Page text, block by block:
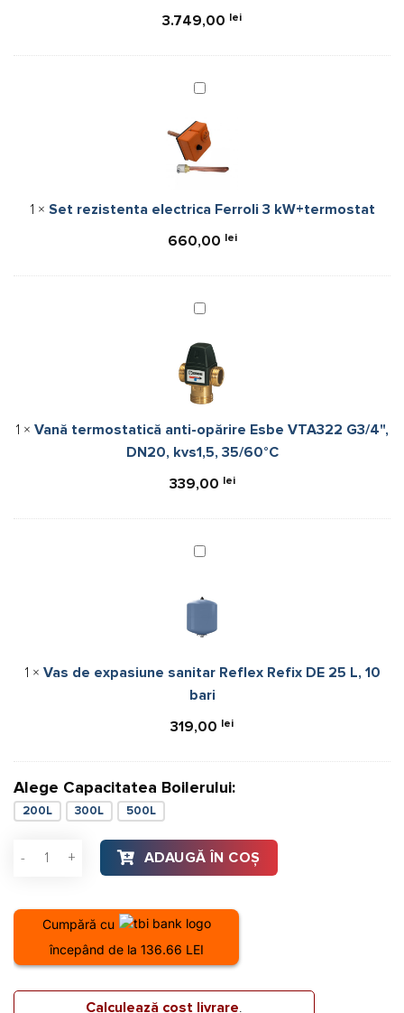
300
3.749,00 lei
Set
electrica
Ferroli
3
1 × Set rezistenta electrica Ferroli 3 kW+termostat
660,00 lei
Vană
anti-
opărire
Esbe
G3/4",
DN20,
kvs1,5,
1 × Vană termostatică anti-opărire Esbe VTA322 G3/4",
DN20, kvs1,5, 35/60°C
339,00 lei
Vas
Reflex
DE
25
bari
1 × Vas de expasiune sanitar Reflex Refix DE 25 L, 10
bari
319,00 lei
Alege Capacitatea Boilerului:
200L 300L 500L
Cantitate Boiler Stativ 300l 2 Serpentine Sunsystem Son 300
ADAUGĂ ÎN COȘ
Cumpără cu
începând de la 136.66 LEI
Calculează cost livrare